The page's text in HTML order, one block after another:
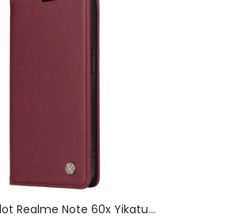
Flip Kotelot Realme Note 60x Yikatu Etui Ochronne